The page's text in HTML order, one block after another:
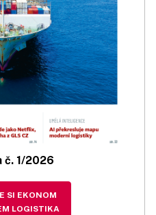
č. 1/2026
SI EKONOM
LOGISTIKA